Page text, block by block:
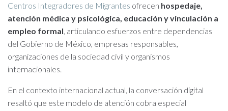
Centros Integradores de Migrantes ofrecen hospedaje,
atención médica y psicológica, educación y vinculación a
empleo formal, articulando esfuerzos entre dependencias
del Gobierno de México, empresas responsables,
organizaciones de la sociedad civil y organismos
internacionales.
En el contexto internacional actual, la conversación digital
resaltó que este modelo de atención cobra especial